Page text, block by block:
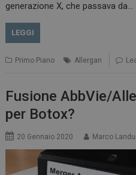
generazione X, che passava da…
LEGGI
Primo Piano Allergan
Fusione AbbVie/
per Botox?
20 Gennaio 2020 Marco